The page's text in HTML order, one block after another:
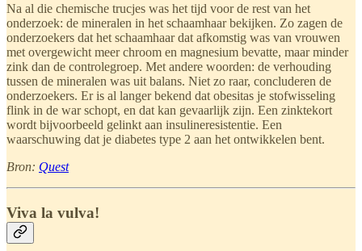
Na al die chemische trucjes was het tijd voor de rest van het
onderzoek: de mineralen in het schaamhaar bekijken. Zo zagen de
onderzoekers dat het schaamhaar dat afkomstig was van vrouwen
met overgewicht meer chroom en magnesium bevatte, maar minder
zink dan de controlegroep. Met andere woorden: de verhouding
tussen de mineralen was uit balans. Niet zo raar, concluderen de
onderzoekers. Er is al langer bekend dat obesitas je stofwisseling
flink in de war schopt, en dat kan gevaarlijk zijn. Een zinktekort
wordt bijvoorbeeld gelinkt aan insulineresistentie. Een
waarschuwing dat je diabetes type 2 aan het ontwikkelen bent.
Bron: Quest
Viva la vulva!